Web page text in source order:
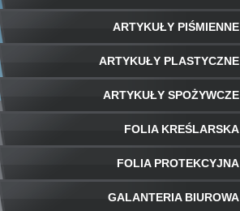
ARTYKUŁY PIŚMIENNE
ARTYKUŁY PLASTYCZNE
ARTYKUŁY SPOŻYWCZE
FOLIA KREŚLARSKA
FOLIA PROTEKCYJNA
GALANTERIA BIUROWA